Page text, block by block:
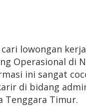
cari lowongan
Operasional di
ini sangat
di bidang
Tenggara Timur.